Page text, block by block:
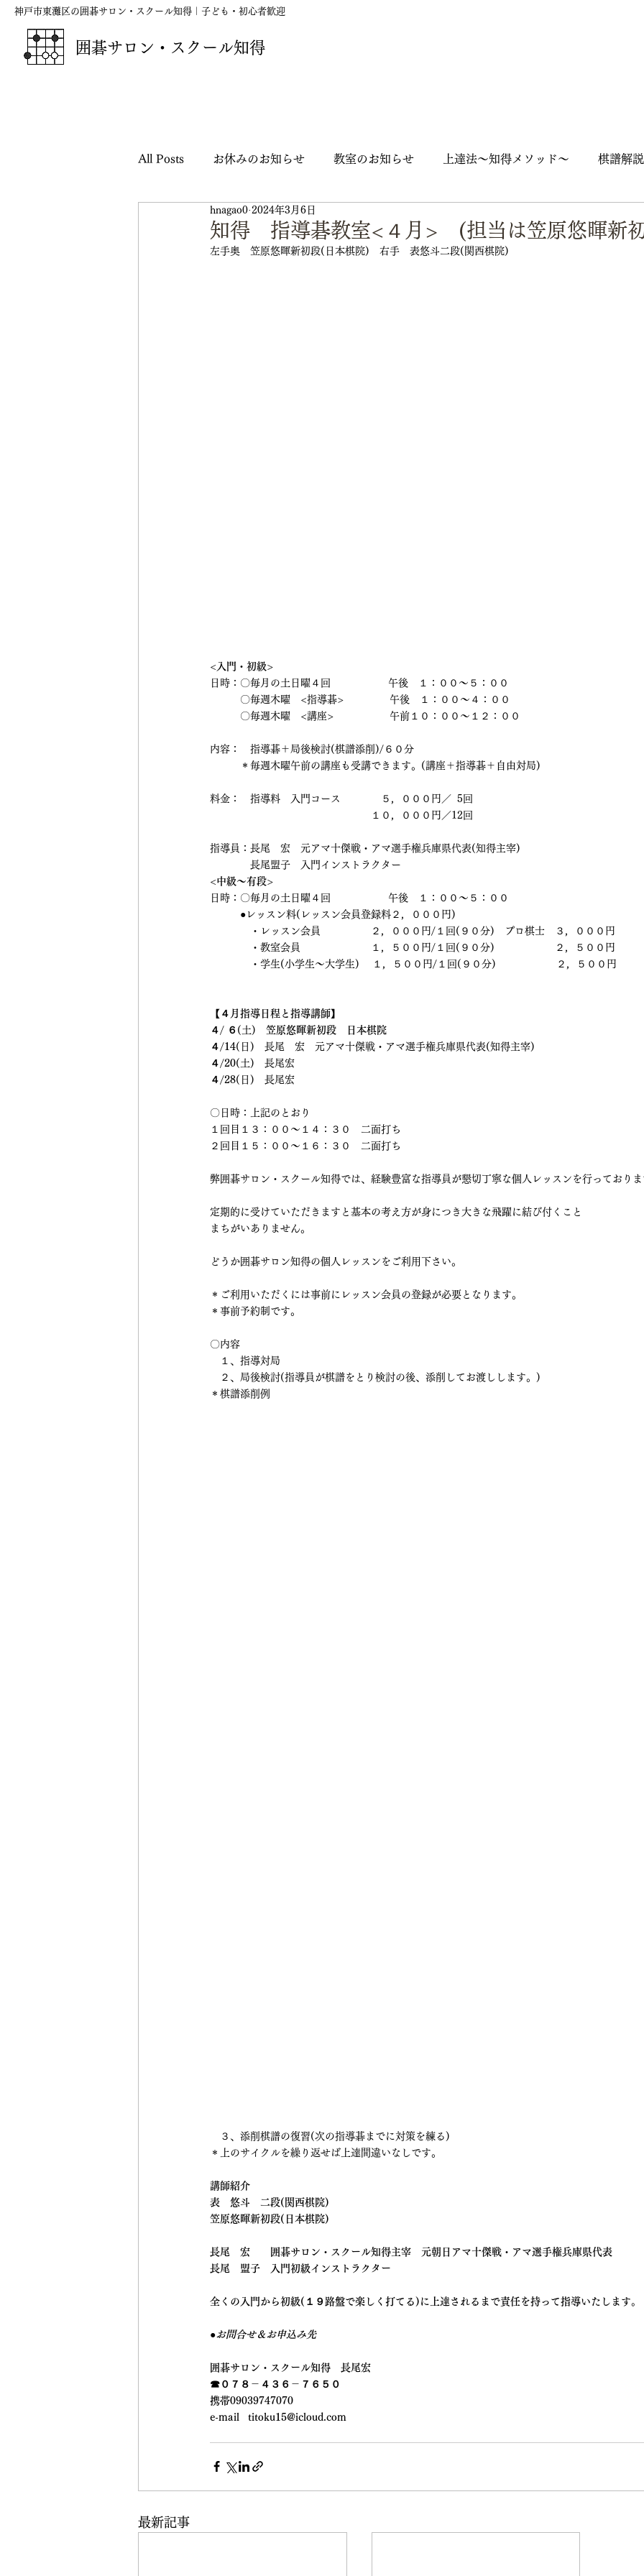
囲碁サロン・スクール知得
神戸市東灘区の囲碁サロン・スクール知得｜子ども・初心者歓迎
All Posts お休みのお知らせ 教室のお知らせ 上達法～知得メソッド～ 棋譜解説
囲碁の短歌・俳句・川柳
知得 指導碁教室<４月> (担当は笠原悠暉新
hnagao0 2024年3月6日
左手奥　笠原悠暉新初段(日本棋院)　右手　表悠斗二段(関西棋院)
<入門・初級>
日時：〇毎月の土日曜４回　　　  　    午後　１：００～５：００
〇毎週木曜　<指導碁>  　　　　午後　１：００～４：００
〇毎週木曜　<講座>　  　　　　午前１０：００～１２：００
内容：　指導碁＋局後検討(棋譜添削)/６０分
＊毎週木曜午前の講座も受講できます。(講座＋指導碁＋自由対局)
料金：　指導料　入門コース　　       ５，０００円／  5回
１０，０００円／12回
指導員：長尾　宏　元アマ十傑戦・アマ選手権兵庫県代表(知得主宰)
長尾盟子　入門インストラクター
<中級～有段>
日時：〇毎月の土日曜４回　　　  　    午後　１：００～５：００
●レッスン料(レッスン会員登録料２，０００円)
・レッスン会員　　　　　２，０００円/１回(９０分)　プロ棋士　３，０００円
・教室会員　　　　　　　１，５００円/１回(９０分)　　　　　　２，５００円
・学生(小学生～大学生)　 １，５００円/１回(９０分)　　　　　　２，５００円
【 ４月指導日程と指導講師】
４/ ６ (土) 笠原悠暉新初段　日本棋院
４/14(日)　長尾　宏　元アマ十傑戦・アマ選手権兵庫県代表(知得主宰)
４/20(土)　長尾宏
４/28(日)　長尾宏
〇日時：上記のとおり
１回目１３：００～１４：３０　二面打ち
２回目１５：００～１６：３０　二面打ち
弊囲碁サロン・スクール知得では、経験豊富な指導員が懇切丁寧な個人レッスンを行っており
定期的に受けていただきますと基本の考え方が身につき大きな飛躍に結び付くこと
まちがいありません。
どうか囲碁サロン知得の個人レッスンをご利用下さい。
＊ご利用いただくには事前にレッスン会員の登録が必要となります。
＊事前予約制です。
〇内容
１、指導対局
２、局後検討(指導員が棋譜をとり検討の後、添削してお渡しします。)
＊棋譜添削例
３、添削棋譜の復習(次の指導碁までに対策を練る)
＊上のサイクルを繰り返せば上達間違いなしです。
講師紹介
表　悠斗　二段(関西棋院)
笠原悠暉新初段(日本棋院)
長尾　宏　　囲碁サロン・スクール知得主宰　元朝日アマ十傑戦・アマ選手権兵庫県代表
長尾　盟子　入門初級インストラクター
全くの入門から初級(１９路盤で楽しく打てる)に上達されるまで責任を持って指導いたします。
●お問合せ＆お申込み先
囲碁サロン・スクール知得　長尾宏
☎０７８－４３６－７６５０
携帯09039747070
e-mail   titoku15@icloud.com
最新記事